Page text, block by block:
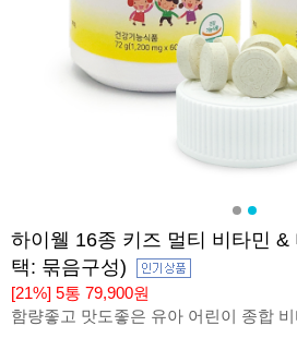
하이웰 16종 키즈 멀티 비타민 &
택: 묶음구성)
[21%] 5통 79,900원
함량좋고 맛도좋은 유아 어린이 종합